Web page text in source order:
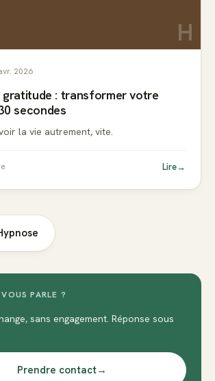
H
2026
gratitude : transformer votre
secondes
la vie autrement, vite.
Lire→
PARLE ?
sans engagement. Réponse sous
Prendre contact→